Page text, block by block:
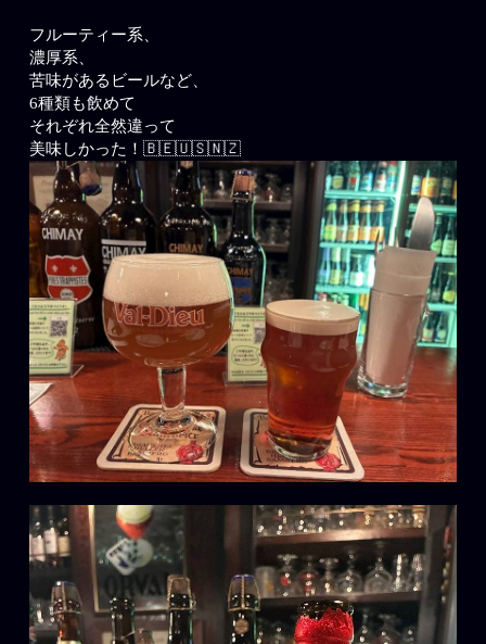
フルーティー系、
濃厚系、
苦味があるビールなど、
6種類も飲めて
それぞれ全然違って
美味しかった！🇧🇪🇺🇸🇳🇿